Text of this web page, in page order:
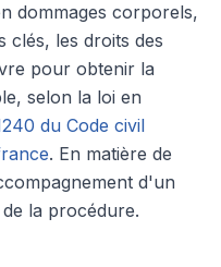
dommages corporels,
clés, les droits des
pour obtenir la
selon la loi en
du Code civil
. En matière de
d'un
la procédure.